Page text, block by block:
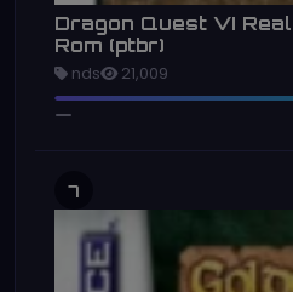
Dragon Quest VI
Rom (ptbr)
nds 21,009
7